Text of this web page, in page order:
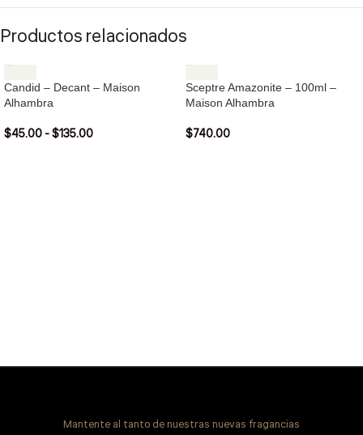
Productos relacionados
Candid – Decant – Maison
Alhambra
$45.00 -$135.00
Sceptre Amazonite – 100ml –
Maison Alhambra
$740.00
Mantente al tanto de nuestras nuevas fragancias